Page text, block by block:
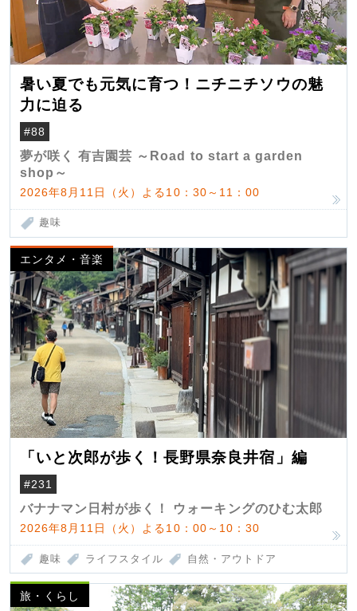
暑い夏でも元気に育つ！ニチニチソウの魅
力に迫る
#88
夢が咲く 有吉園芸 ～Road to start a garden
shop～
2026年8月11日（火）よる10：30～11：00
趣味
エンタメ・音楽
「いと次郎が歩く！長野県奈良井宿」編
#231
バナナマン日村が歩く！ ウォーキングのひむ太郎
2026年8月11日（火）よる10：00～10：30
趣味 ライフスタイル 自然・アウトドア
旅・くらし